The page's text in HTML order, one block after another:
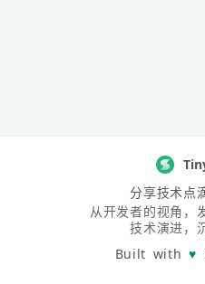
分享技术点
从开发者的视角，
技术演进，
Built with♥